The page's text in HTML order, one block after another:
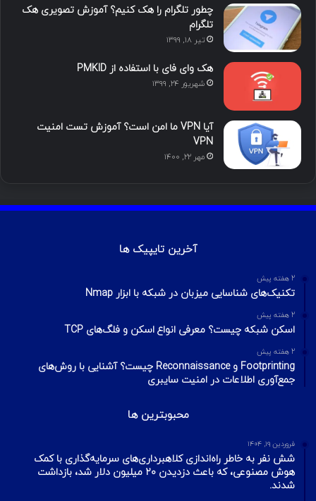
ا
چطور تلگرام را هک کنیم؟ آموزش تصویری هک
تلگرام
تیر ۱۸, ۱۳۹۹
هک وای فای با استفاده از PMKID
شهریور ۲۴, ۱۳۹۹
آیا VPN ما امن است؟ آموزش تست امنیت
VPN
مهر ۲۲, ۱۴۰۰
آخرین تایپیک ها
2 هفته پیش
تکنیک‌های شناسایی میزبان در شبکه با ابزار Nmap
2 هفته پیش
اسکن شبکه چیست؟ معرفی انواع اسکن و فلگ‌های TCP
2 هفته پیش
Footprinting و Reconnaissance چیست؟ آشنایی با روش‌های
جمع‌آوری اطلاعات در امنیت سایبری
محبوبترین ها
فروردین ۱۹, ۱۴۰۴
شش نفر به خاطر راه‌اندازی کلاهبرداری‌های سرمایه‌گذاری با کمک
هوش مصنوعی، که باعث دزدیدن ۲۰ میلیون دلار شد، بازداشت
شدند.